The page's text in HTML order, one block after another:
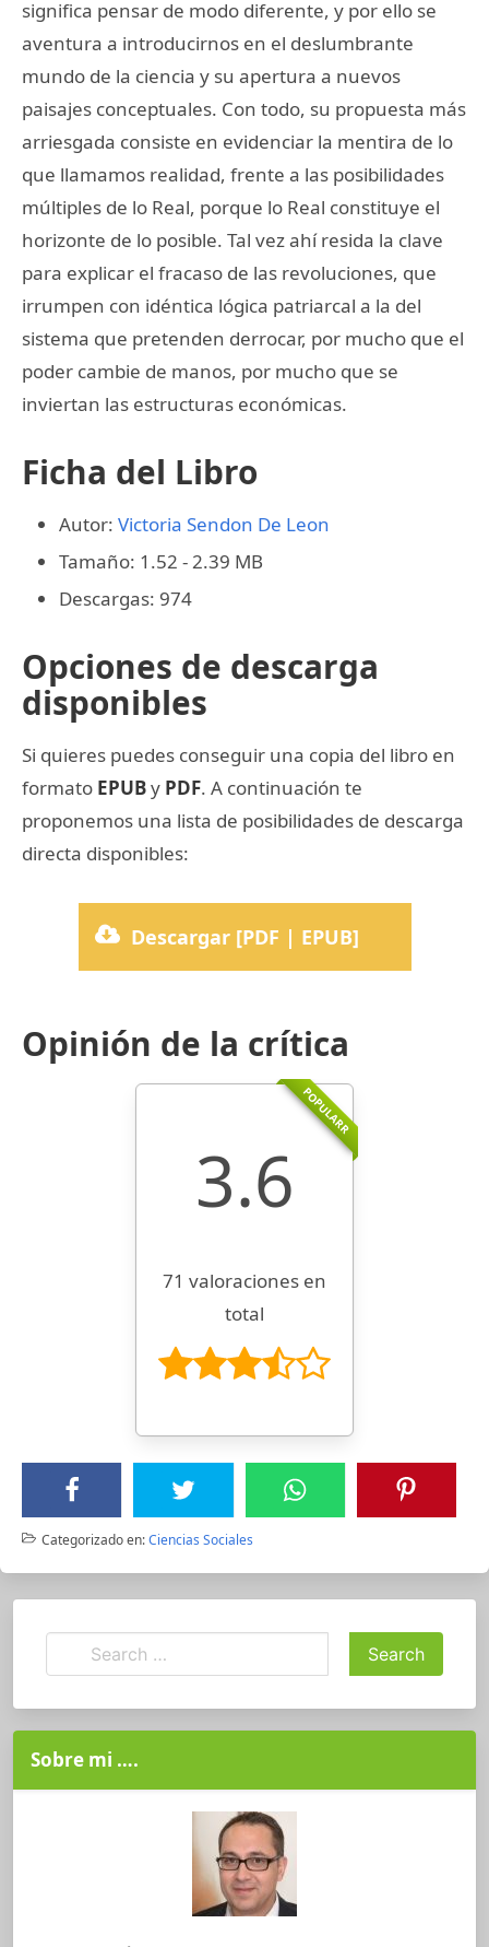
significa pensar de modo diferente, y por ello se
aventura a introducirnos en el deslumbrante
mundo de la ciencia y su apertura a nuevos
paisajes conceptuales. Con todo, su propuesta más
arriesgada consiste en evidenciar la mentira de lo
que llamamos realidad, frente a las posibilidades
múltiples de lo Real, porque lo Real constituye el
horizonte de lo posible. Tal vez ahí resida la clave
para explicar el fracaso de las revoluciones, que
irrumpen con idéntica lógica patriarcal a la del
sistema que pretenden derrocar, por mucho que el
poder cambie de manos, por mucho que se
inviertan las estructuras económicas.
Ficha del Libro
Autor: Victoria Sendon De Leon
Tamaño: 1.52 - 2.39 MB
Descargas: 974
Opciones de descarga
disponibles
Si quieres puedes conseguir una copia del libro en
formato EPUBy PDF. A continuación te
proponemos una lista de posibilidades de descarga
directa disponibles:
Descargar [PDF | EPUB]
Opinión de la crítica
POPULARR
3.6
71 valoraciones en
total
Categorizado en:Ciencias Sociales
Sobre mi ….